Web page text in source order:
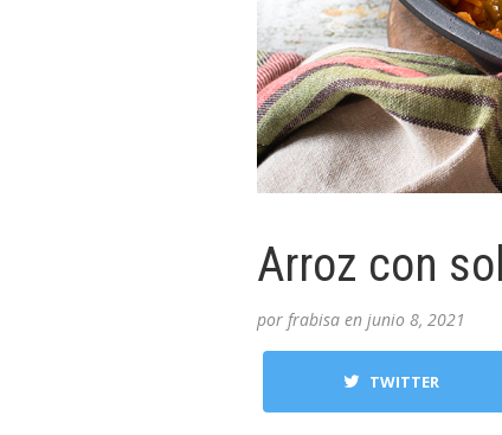
Arroz con
por frabisa en junio 8, 2021
TWITTER